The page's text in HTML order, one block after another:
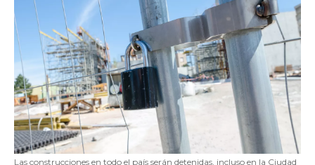
Las construcciones en todo el país serán detenidas, incluso en la Ciudad